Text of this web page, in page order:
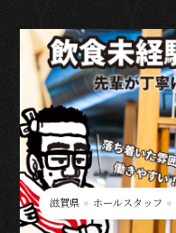
滋賀県 ホールスタッフ